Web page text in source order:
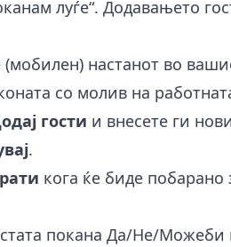
луѓе“. Додавањето
настанот во
со молив на
гости и внесете ги
.
кога ќе биде побарано
покана Да/Не/Можеби